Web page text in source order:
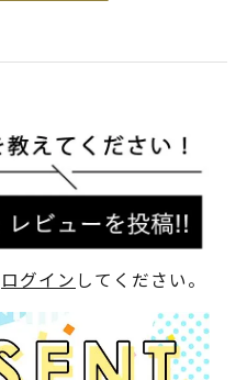
ログイン してください。